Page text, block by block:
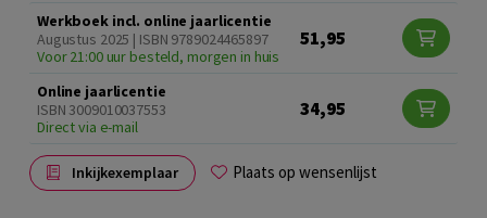
Werkboek incl. online jaarlicentie
Augustus 2025 | ISBN 9789024465897
Voor 21:00 uur besteld, morgen in huis
51,95
Online jaarlicentie
ISBN 3009010037553
Direct via e-mail
34,95
Inkijkexemplaar Plaats op wensenlijst